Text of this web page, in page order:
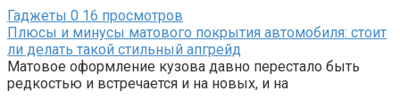
Гаджеты 0 16 просмотров
Плюсы и минусы матового покрытия автомобиля: стоит
ли делать такой стильный апгрейд
Матовое оформление кузова давно перестало быть
редкостью и встречается и на новых, и на